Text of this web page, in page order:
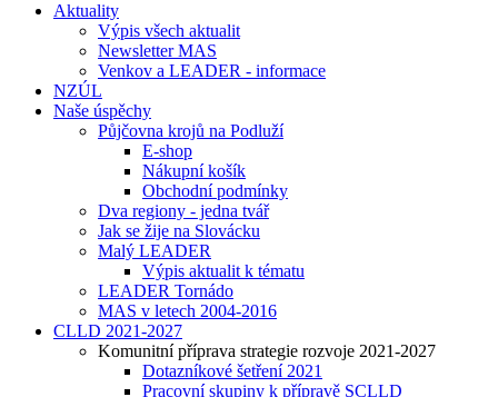
Aktuality
Výpis všech aktualit
Newsletter MAS
Venkov a LEADER - informace
NZÚL
Naše úspěchy
Půjčovna krojů na Podluží
E-shop
Nákupní košík
Obchodní podmínky
Dva regiony - jedna tvář
Jak se žije na Slovácku
Malý LEADER
Výpis aktualit k tématu
LEADER Tornádo
MAS v letech 2004-2016
CLLD 2021-2027
Komunitní příprava strategie rozvoje 2021-2027
Dotazníkové šetření 2021
Pracovní skupiny k přípravě SCLLD